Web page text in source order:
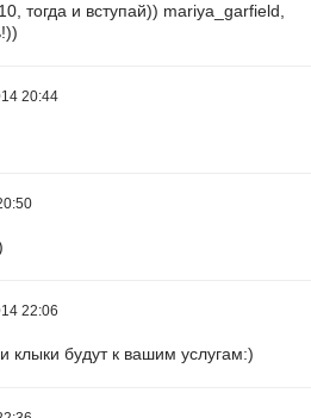
тогда и вступай)) mariya_garfield,
20:44
22:06
клыки будут к вашим услугам:)